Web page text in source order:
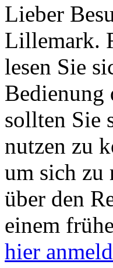
Lieber
Lillemark.
lesen Sie
Bedienung
sollten Sie
nutzen zu
um sich zu
über den
einem
hier